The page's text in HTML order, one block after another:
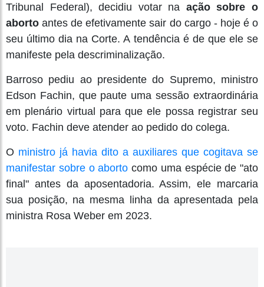
Tribunal Federal), decidiu votar na ação sobre o
aborto antes de efetivamente sair do cargo - hoje é o
seu último dia na Corte. A tendência é de que ele se
manifeste pela descriminalização.
Barroso pediu ao presidente do Supremo, ministro
Edson Fachin, que paute uma sessão extraordinária
em plenário virtual para que ele possa registrar seu
voto. Fachin deve atender ao pedido do colega.
O ministro já havia dito a auxiliares que cogitava se
manifestar sobre o aborto como uma espécie de "ato
final" antes da aposentadoria. Assim, ele marcaria
sua posição, na mesma linha da apresentada pela
ministra Rosa Weber em 2023.